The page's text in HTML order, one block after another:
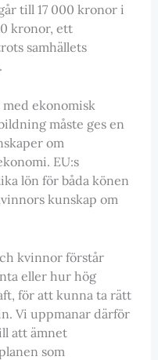
till 17 000 kronor i
kronor, ett
samhällets
ekonomisk
måste ges en
om
EU:s
lön för båda könen
kunskap om
kvinnor förstår
eller hur hög
för att kunna ta rätt
Vi uppmanar därför
att ämnet
som